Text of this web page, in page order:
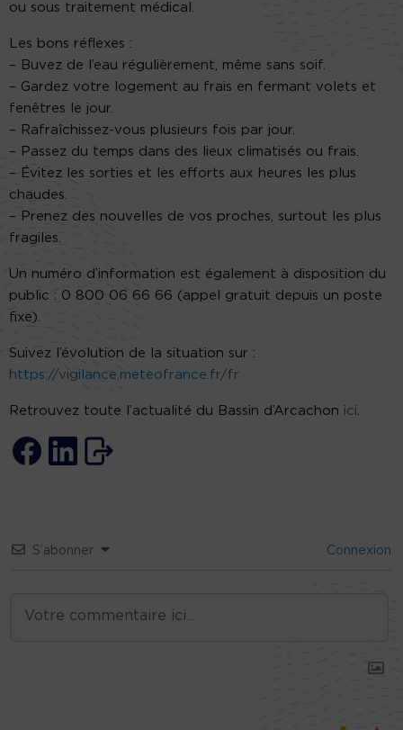
ou sous traitement médical.
Les bons réflexes :
– Buvez de l’eau régulièrement, même sans soif.
– Gardez votre logement au frais en fermant volets et
fenêtres le jour.
– Rafraîchissez-vous plusieurs fois par jour.
– Passez du temps dans des lieux climatisés ou frais.
– Évitez les sorties et les efforts aux heures les plus
chaudes.
– Prenez des nouvelles de vos proches, surtout les plus
fragiles.
Un numéro d’information est également à disposition du
public : 0 800 06 66 66 (appel gratuit depuis un poste
fixe).
Suivez l’évolution de la situation sur :
https://vigilance.meteofrance.fr/fr
Retrouvez toute l’actualité du Bassin d’Arcachon ici.
S’abonner Connexion